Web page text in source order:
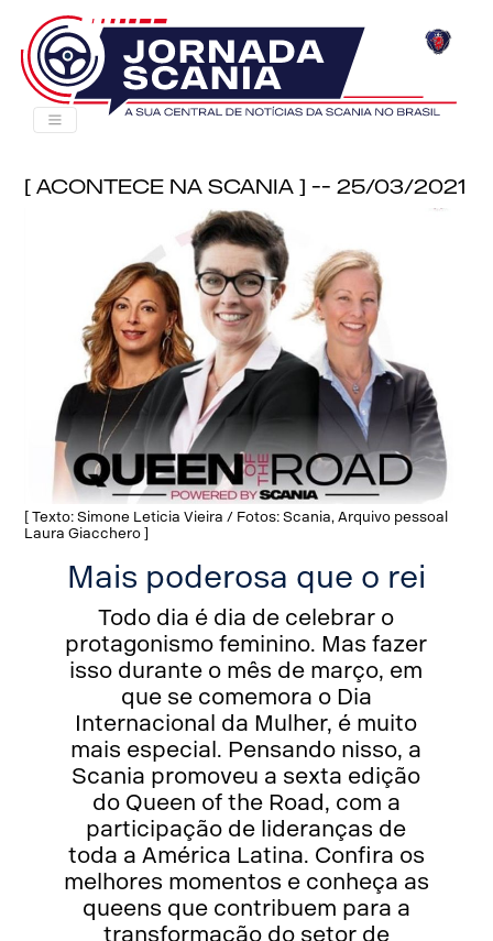
[ Acontece na Scania ] -- 25/03/2021
[ Texto: Simone Leticia Vieira / Fotos: Scania, Arquivo pessoal
Laura Giacchero ]
Mais poderosa que o rei
Todo dia é dia de celebrar o
protagonismo feminino. Mas fazer
isso durante o mês de março, em
que se comemora o Dia
Internacional da Mulher, é muito
mais especial. Pensando nisso, a
Scania promoveu a sexta edição
do Queen of the Road, com a
participação de lideranças de
toda a América Latina. Confira os
melhores momentos e conheça as
queens que contribuem para a
transformação do setor de